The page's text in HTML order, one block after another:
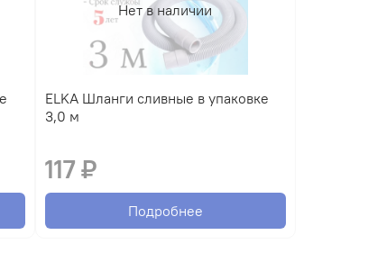
Нет в наличии
ELKA Шланги сливные в упаковке
3,0 м
117 ₽
Подробнее